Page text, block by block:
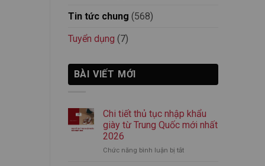
Tin tức chung (568)
Tuyển dụng (7)
BÀI VIẾT MỚI
Chi tiết thủ tục nhập khẩu
giày từ Trung Quốc mới nhất
2026
Chức năng bình luận bị tắtở